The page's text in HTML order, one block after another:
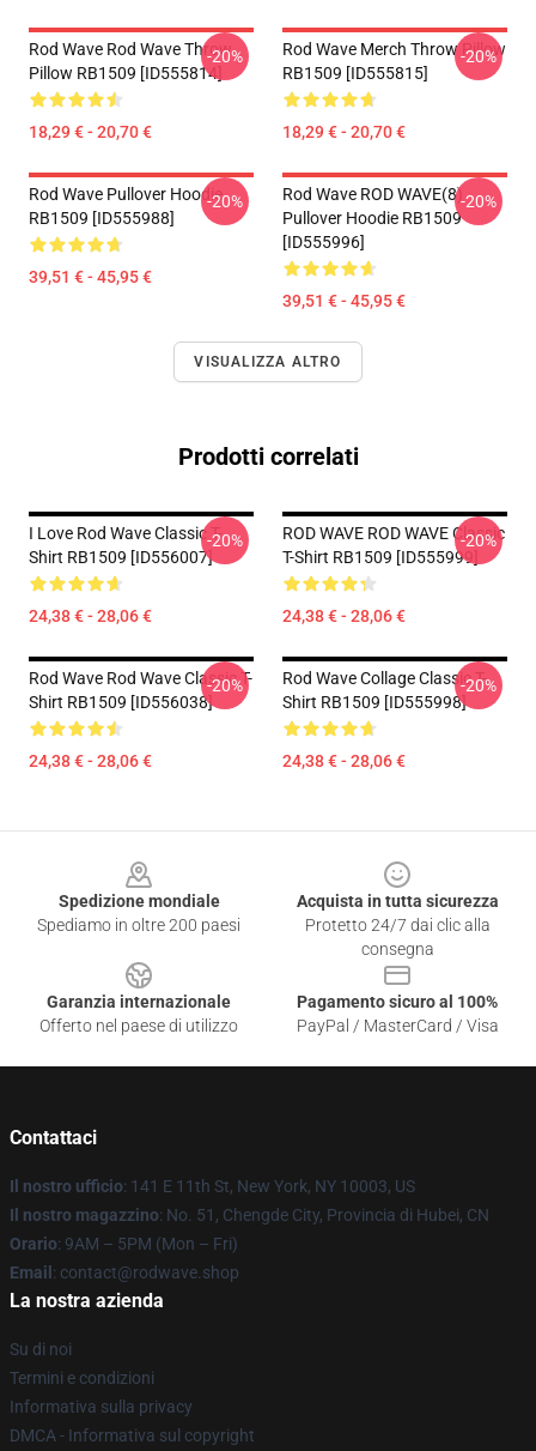
Rod Wave Rod Wave Throw
Pillow RB1509 [ID555814]
18,29 € - 20,70 €
-20%
Rod Wave Merch Throw Pillow
RB1509 [ID555815]
18,29 € - 20,70 €
-20%
Rod Wave Pullover Hoodie
RB1509 [ID555988]
39,51 € - 45,95 €
-20%
Rod Wave ROD WAVE(8)
Pullover Hoodie RB1509
[ID555996]
39,51 € - 45,95 €
-20%
VISUALIZZA ALTRO
Prodotti correlati
I Love Rod Wave Classic T-
Shirt RB1509 [ID556007]
24,38 € - 28,06 €
-20%
ROD WAVE ROD WAVE Classic
T-Shirt RB1509 [ID555999]
24,38 € - 28,06 €
-20%
Rod Wave Rod Wave Classic T-
Shirt RB1509 [ID556038]
24,38 € - 28,06 €
-20%
Rod Wave Collage Classic T-
Shirt RB1509 [ID555998]
24,38 € - 28,06 €
-20%
Spedizione mondiale
Spediamo in oltre 200 paesi
Acquista in tutta sicurezza
Protetto 24/7 dai clic alla
consegna
Garanzia internazionale
Offerto nel paese di utilizzo
Pagamento sicuro al 100%
PayPal / MasterCard / Visa
Contattaci
Il nostro ufficio: 141 E 11th St, New York, NY 10003, US
Il nostro magazzino: No. 51, Chengde City, Provincia di Hubei, CN
Orario: 9AM – 5PM (Mon – Fri)
Email : contact@rodwave.shop
La nostra azienda
Su di noi
Termini e condizioni
Informativa sulla privacy
DMCA - Informativa sul copyright